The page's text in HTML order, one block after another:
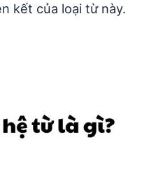
kết của loại từ này.